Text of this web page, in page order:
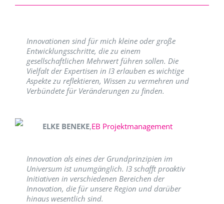
Innovationen sind für mich kleine oder große
Entwicklungsschritte, die zu einem
gesellschaftlichen Mehrwert führen sollen. Die
Vielfalt der Expertisen in I3 erlauben es wichtige
Aspekte zu reflektieren, Wissen zu vermehren und
Verbündete für Veränderungen zu finden.
ELKE BENEKE,EB Projektmanagement
Innovation als eines der Grundprinzipien im
Universum ist unumgänglich. I3 schafft proaktiv
Initiativen in verschiedenen Bereichen der
Innovation, die für unsere Region und darüber
hinaus wesentlich sind.